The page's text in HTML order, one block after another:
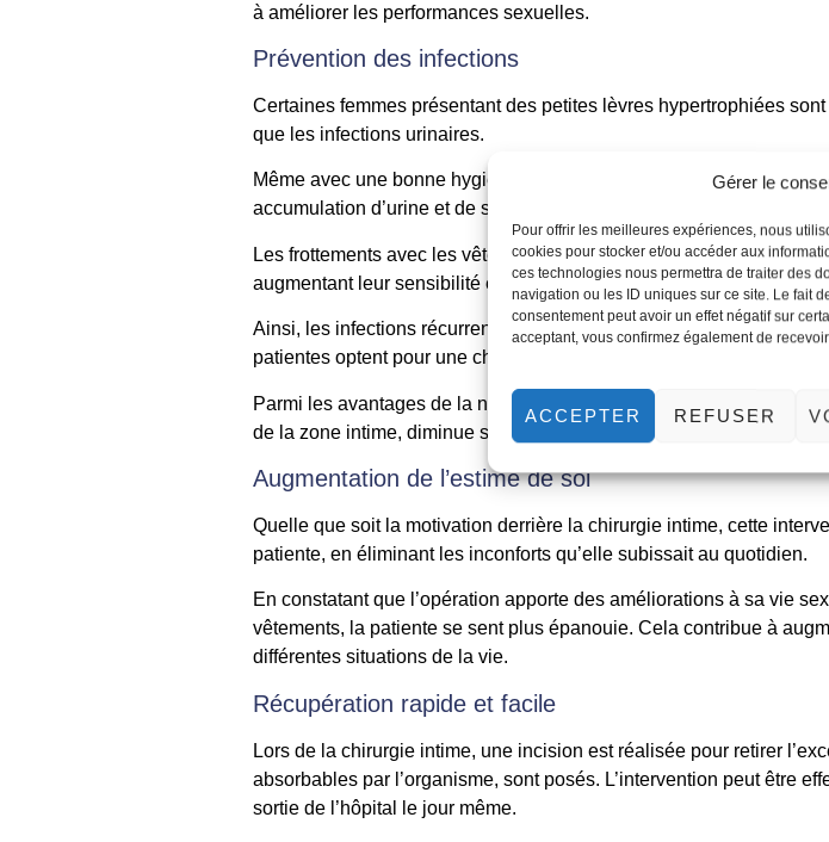
Gérer le
Pour offrir les meilleures expériences, nous
cookies pour stocker et/ou accéder aux
ces technologies nous permettra de traiter des
navigation ou les ID uniques sur ce site. Le fait
consentement peut avoir un effet négatif sur
acceptant, vous confirmez également de
ACCEPTER REFUSER
à améliorer les performances sexuelles.
Prévention des infections
Certaines femmes présentant des petites lèvres hypertrophiées
que les infections urinaires.
Même avec une bonne hygiène, la taille excessive des petites
accumulation d’urine et de sécrétions favorisant la prolifération
Les frottements avec les vêtements ou pendant les rapports
augmentant leur sensibilité et ouvrant la porte à divers types
Ainsi, les infections récurrentes dans la région intime figurent
patientes optent pour une chirurgie intime.
Parmi les avantages de la nymphoplastie, on peut souligner que
de la zone intime, diminue significativement les risques d’infections.
Augmentation de l’estime de soi
Quelle que soit la motivation derrière la chirurgie intime, cette
patiente, en éliminant les inconforts qu’elle subissait au quotidien.
En constatant que l’opération apporte des améliorations à sa vie
vêtements, la patiente se sent plus épanouie. Cela contribue à
différentes situations de la vie.
Récupération rapide et facile
Lors de la chirurgie intime, une incision est réalisée pour retirer
absorbables par l’organisme, sont posés. L’intervention peut être
sortie de l’hôpital le jour même.